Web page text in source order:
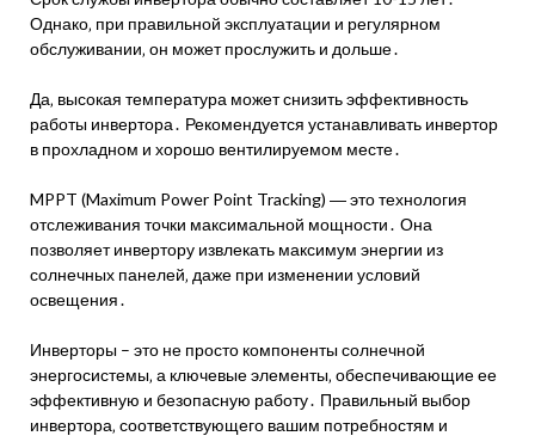
Однако‚ при правильной эксплуатации и регулярном
обслуживании‚ он может прослужить и дольше․
Да‚ высокая температура может снизить эффективность
работы инвертора․ Рекомендуется устанавливать инвертор
в прохладном и хорошо вентилируемом месте․
MPPT (Maximum Power Point Tracking) ― это технология
отслеживания точки максимальной мощности․ Она
позволяет инвертору извлекать максимум энергии из
солнечных панелей‚ даже при изменении условий
освещения․
Инверторы – это не просто компоненты солнечной
энергосистемы‚ а ключевые элементы‚ обеспечивающие ее
эффективную и безопасную работу․ Правильный выбор
инвертора‚ соответствующего вашим потребностям и